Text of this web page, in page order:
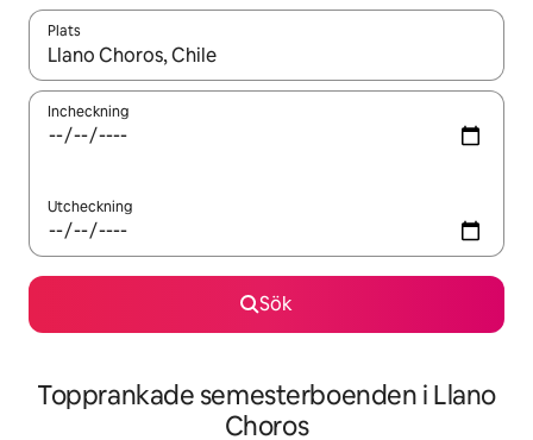
Plats
När resultaten är tillgängliga kan du navigera med upp- och
Incheckning
Utcheckning
Sök
Topprankade semesterboenden i Llano
Choros